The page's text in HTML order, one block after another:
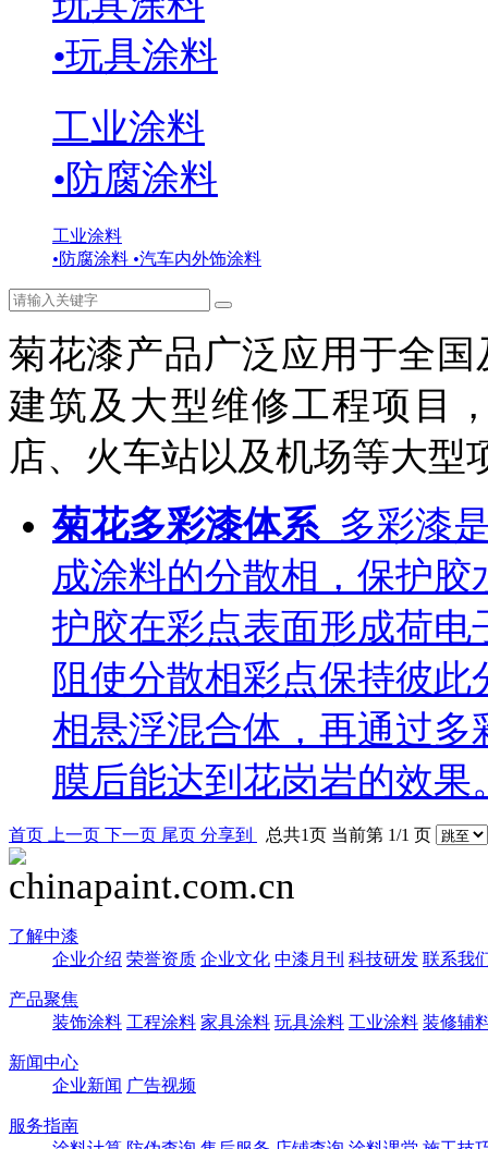
•玩具涂料
工业涂料
•防腐涂料
工业涂料
•防腐涂料 •汽车内外饰涂料
菊花漆产品广泛应用于全
建筑及大型维修工程项目
店、火车站以及机场等大型
菊花多彩漆体系 多彩漆
成涂料的分散相，保护
护胶在彩点表面形成荷
阻使分散相彩点保持彼
相悬浮混合体，再通过
膜后能达到花岗岩的效果
首页 上一页 下一页 尾页 分享到 总共1页 当前第 1/1 页
了解中漆
企业介绍 荣誉资质 企业文化 中漆月刊 科技研发 联系我
产品聚焦
装饰涂料 工程涂料 家具涂料 玩具涂料 工业涂料 装修辅
新闻中心
企业新闻 广告视频
服务指南